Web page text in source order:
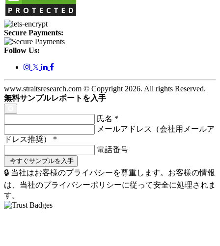
Secure Payments:
Follow Us:
𝕏
www.straitsresearch.com © Copyright 2026. All rights Reserved.
無料サンプルレポートを入手
氏名 *
メールアドレス（会社用メールア
ドレス推奨） *
電話番号
🔒 当社はお客様のプライバシーを尊重します。お客様の情報
は、当社のプライバシーポリシーに従って安全に処理されま
す。